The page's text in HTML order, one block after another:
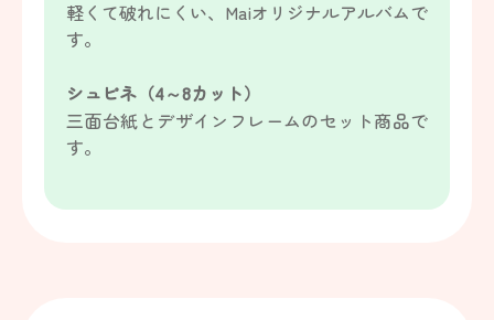
軽くて破れにくい、Maiオリジナルアルバムで
す。
シュピネ（4～8カット）
三面台紙とデザインフレームのセット商品で
す。